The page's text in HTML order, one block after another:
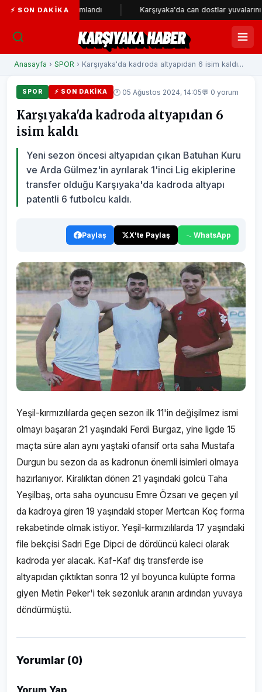
⚡ SON DAKIKA
tamamlandı Karşıyaka'da can dostlar yuvalarını bekliyor
KARŞIYAKA HABER
Anasayfa › SPOR › Karşıyaka'da kadroda altyapıdan 6 isim kaldı...
SPOR ⚡ SON DAKIKA 🕐 05 Ağustos 2024, 14:05💬 0 yorum
Karşıyaka'da kadroda altyapıdan 6
isim kaldı
Yeni sezon öncesi altyapıdan çıkan Batuhan Kuru
ve Arda Gülmez'in ayrılarak 1'inci Lig ekiplerine
transfer olduğu Karşıyaka'da kadroda altyapı
patentli 6 futbolcu kaldı.
Paylaş X'te Paylaş WhatsApp
Yeşil-kırmızılılarda geçen sezon ilk 11'in değişilmez ismi
olmayı başaran 21 yaşındaki Ferdi Burgaz, yine ligde 15
maçta süre alan aynı yaştaki ofansif orta saha Mustafa
Durgun bu sezon da as kadronun önemli isimleri olmaya
hazırlanıyor. Kiralıktan dönen 21 yaşındaki golcü Taha
Yeşilbaş, orta saha oyuncusu Emre Özsarı ve geçen yıl
da kadroya giren 19 yaşındaki stoper Mertcan Koç forma
rekabetinde olmak istiyor. Yeşil-kırmızılılarda 17 yaşındaki
file bekçisi Sadri Ege Dipci de dördüncü kaleci olarak
kadroda yer alacak. Kaf-Kaf dış transferde ise
altyapıdan çıktıktan sonra 12 yıl boyunca kulüpte forma
giyen Metin Peker'i tek sezonluk aranın ardından yuvaya
döndürmüştü.
Yorumlar (0)
Yorum Yap